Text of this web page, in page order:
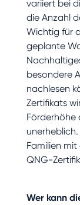
variiert bei
die Anzahl
Wichtig für
geplante
besondere
nachlesen
Zertifikats
Förderhöhe
Familien
QNG-
Wer kann